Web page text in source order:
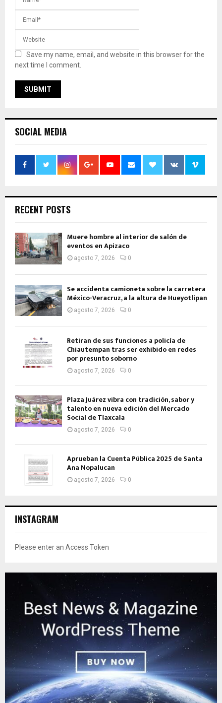
Save my name, email, and website in this browser for the
next time I comment.
SOCIAL MEDIA
RECENT POSTS
Muere hombre al interior de salón de
eventos en Apizaco
agosto 7, 2026 0
Se accidenta camioneta sobre la carretera
México-Veracruz, a la altura de Hueyotlipan
agosto 7, 2026 0
Retiran de sus funciones a policía de
Chiautempan tras ser exhibido en redes
por presunto soborno
agosto 7, 2026 0
Plaza Juárez vibra con tradición, sabor y
talento en nueva edición del Mercado
Social de Tlaxcala
agosto 7, 2026 0
Aprueban la Cuenta Pública 2025 de Santa
Ana Nopalucan
agosto 7, 2026 0
INSTAGRAM
Please enter an Access Token